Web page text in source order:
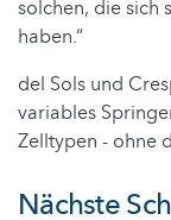
solchen, die sich
haben.“
del Sols und
variables
Zelltypen - ohne
Nächste